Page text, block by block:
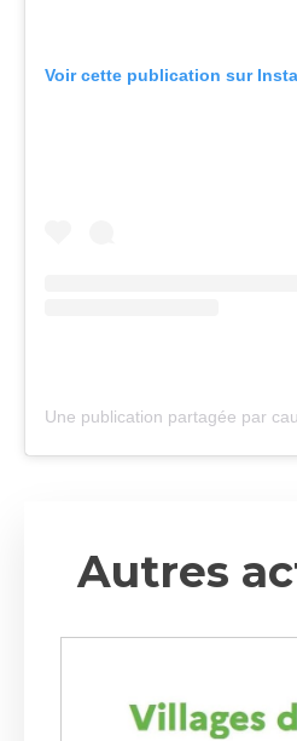
Voir cette publication sur
Une publication partagée par
Autres